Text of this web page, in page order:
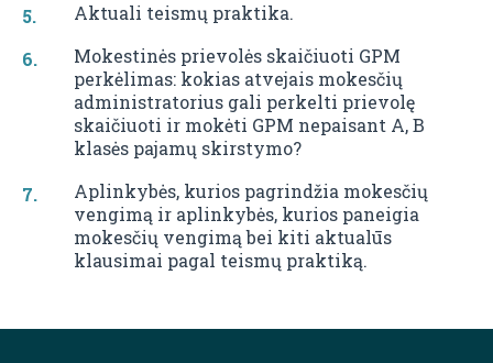
Aktuali teismų praktika.
Mokestinės prievolės skaičiuoti GPM
perkėlimas: kokias atvejais mokesčių
administratorius gali perkelti prievolę
skaičiuoti ir mokėti GPM nepaisant A, B
klasės pajamų skirstymo?
Aplinkybės, kurios pagrindžia mokesčių
vengimą ir aplinkybės, kurios paneigia
mokesčių vengimą bei kiti aktualūs
klausimai pagal teismų praktiką.